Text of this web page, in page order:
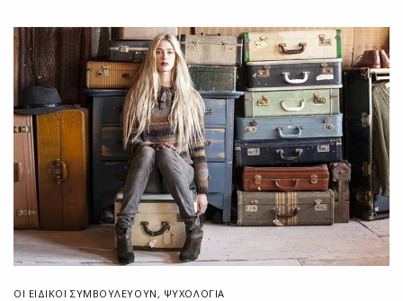
ΟΙ ΕΙΔΙΚΟΊ ΣΥΜΒΟΥΛΕΎΟΥΝ , ΨΥΧΟΛΟΓΙΑ